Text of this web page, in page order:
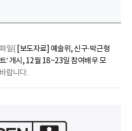
일(
[보도자료] 예술위, 신구·박근형
’ 개시, 12월 18~23일 참여배우 모
랍니다.